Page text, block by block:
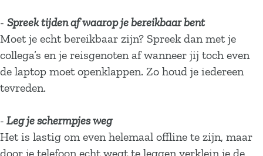
- Spreek tijden af waarop je bereikbaar bent
Moet je echt bereikbaar zijn? Spreek dan met je
collega’s en je reisgenoten af wanneer jij toch even
de laptop moet openklappen. Zo houd je iedereen
tevreden.
- Leg je schermpjes weg
Het is lastig om even helemaal offline te zijn, maar
door je telefoon echt wegt te leggen verklein je de